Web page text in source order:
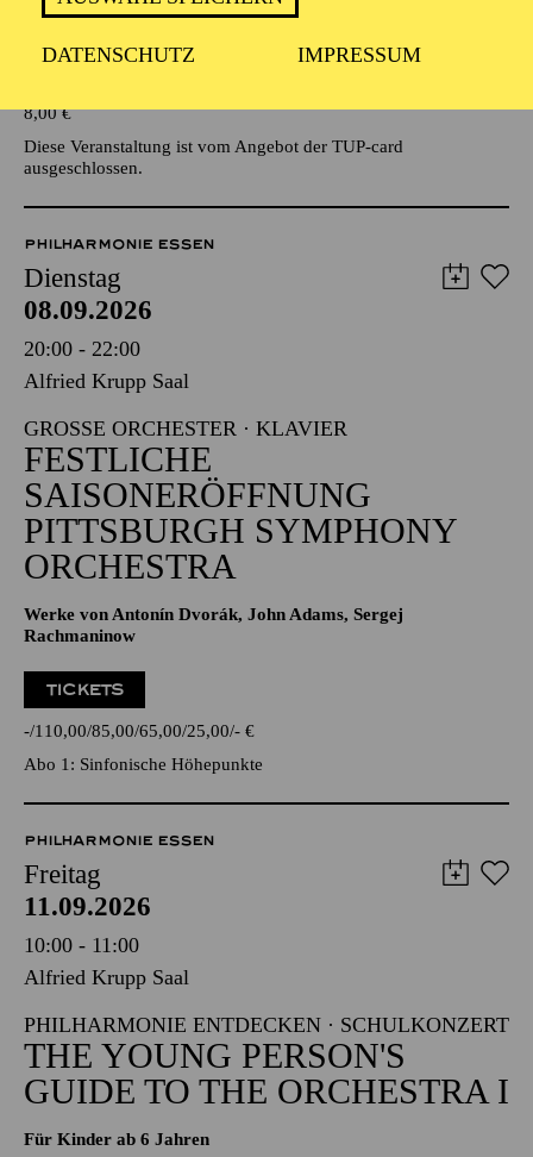
DATENSCHUTZ IMPRESSUM
Essen
8,00€
Diese Veranstaltung ist vom Angebot der TUP-card
ausgeschlossen.
PHILHARMONIE ESSEN
Dienstag
08.09.2026
20:00 - 22:00
Alfried Krupp Saal
GROSSE ORCHESTER · KLAVIER
FESTLICHE
SAISONERÖFFNUNG
PITTSBURGH SYMPHONY
ORCHESTRA
Werke von Antonín Dvorák, John Adams, Sergej
Rachmaninow
TICKETS
- 110,00 85,00 65,00 25,00 - €
Abo 1: Sinfonische Höhepunkte
PHILHARMONIE ESSEN
Freitag
11.09.2026
10:00 - 11:00
Alfried Krupp Saal
PHILHARMONIE ENTDECKEN · SCHULKONZERT
THE YOUNG PERSON'S
GUIDE TO THE ORCHESTRA I
Für Kinder ab 6 Jahren